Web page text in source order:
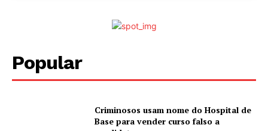
Popular
Criminosos usam nome do Hospital de
Base para vender curso falso a